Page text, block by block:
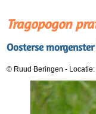
Tragopogon
Oosterse morgenster
© Ruud Beringen -